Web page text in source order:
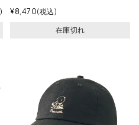
¥8,470 税込
在庫切れ